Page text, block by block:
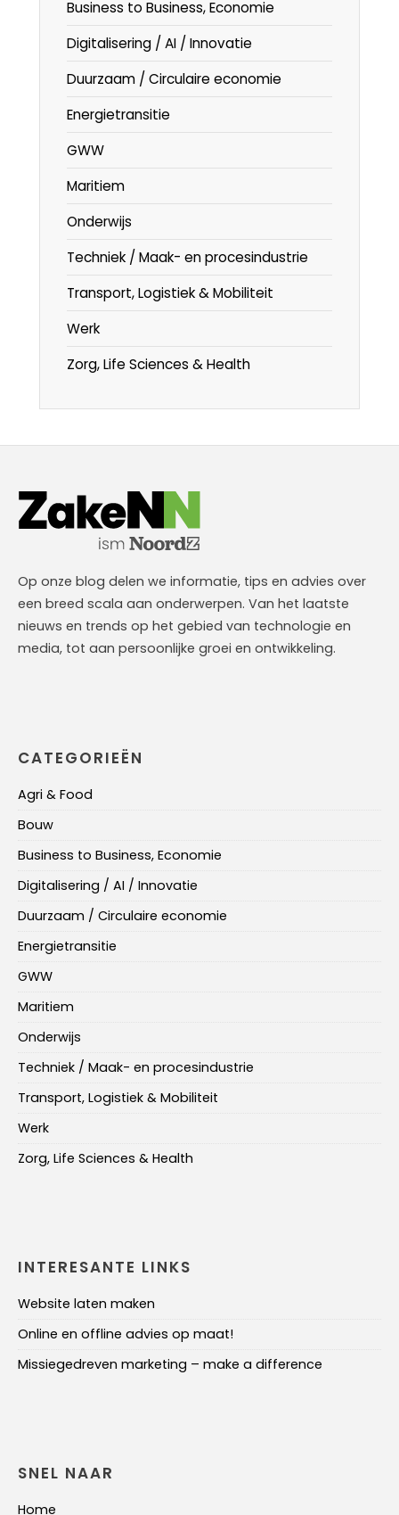
Business to Business, Economie
Digitalisering / AI / Innovatie
Duurzaam / Circulaire economie
Energietransitie
GWW
Maritiem
Onderwijs
Techniek / Maak- en procesindustrie
Transport, Logistiek & Mobiliteit
Werk
Zorg, Life Sciences & Health
Op onze blog delen we informatie, tips en advies over
een breed scala aan onderwerpen. Van het laatste
nieuws en trends op het gebied van technologie en
media, tot aan persoonlijke groei en ontwikkeling.
CATEGORIEËN
Agri & Food
Bouw
Business to Business, Economie
Digitalisering / AI / Innovatie
Duurzaam / Circulaire economie
Energietransitie
GWW
Maritiem
Onderwijs
Techniek / Maak- en procesindustrie
Transport, Logistiek & Mobiliteit
Werk
Zorg, Life Sciences & Health
INTERESANTE LINKS
Website laten maken
Online en offline advies op maat!
Missiegedreven marketing – make a difference
SNEL NAAR
Home